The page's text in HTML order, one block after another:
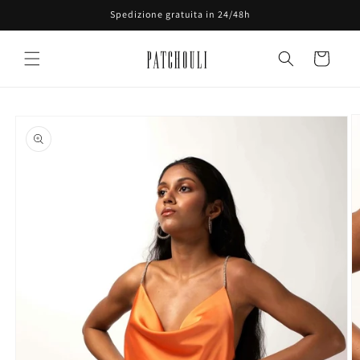
ai contenuti
Spedizione gratuita in 24/48h
Carrello
informazioni
sul prodotto